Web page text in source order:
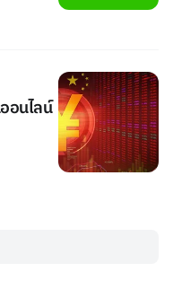
อนไลน์